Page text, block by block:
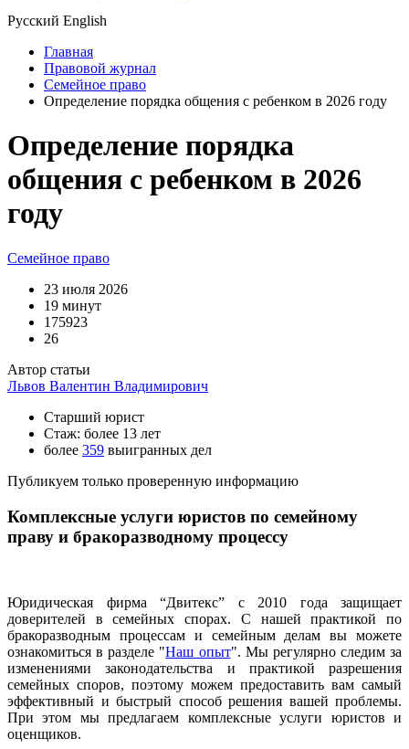
Русский English
Главная
Правовой журнал
Семейное право
Определение порядка общения с ребенком в 2026 году
Определение порядка
общения с ребенком в 2026
году
Семейное право
23 июля 2026
19 минут
175923
26
Автор статьи
Львов Валентин Владимирович
Старший юрист
Стаж: более 13 лет
более 359 выигранных дел
Публикуем только проверенную информацию
Комплексные услуги юристов по семейному
праву и бракоразводному процессу
Юридическая фирма “Двитекс” с 2010 года защищает
доверителей в семейных спорах. С нашей практикой по
бракоразводным процессам и семейным делам вы можете
ознакомиться в разделе "Наш опыт". Мы регулярно следим за
изменениями законодательства и практикой разрешения
семейных споров, поэтому можем предоставить вам самый
эффективный и быстрый способ решения вашей проблемы.
При этом мы предлагаем комплексные услуги юристов и
оценщиков.